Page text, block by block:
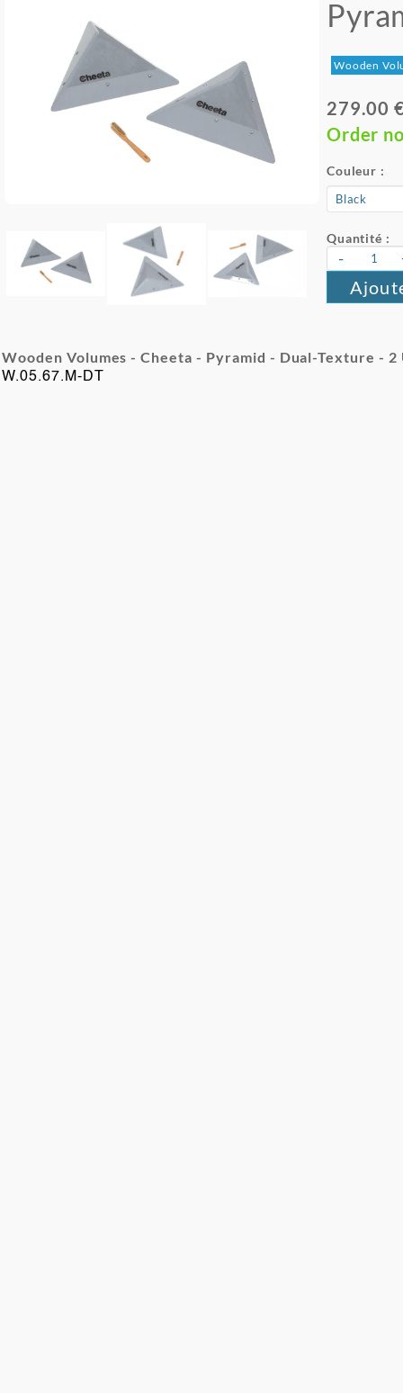
Wooden
279.00
Order
Couleur :
Quantité :
-
Wooden Volumes - Cheeta - Pyramid - Dual-Texture - 2
W.05.67.M-DT